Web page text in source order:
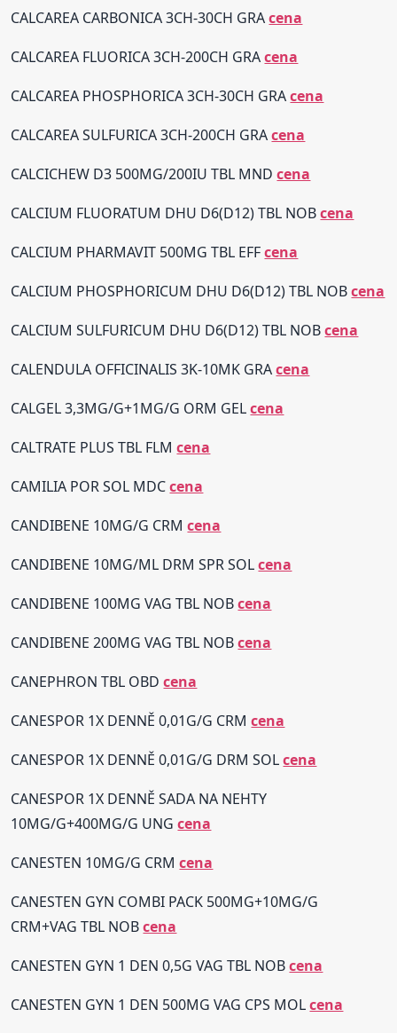
CALCAREA CARBONICA 3CH-30CH GRAcena
CALCAREA FLUORICA 3CH-200CH GRAcena
CALCAREA PHOSPHORICA 3CH-30CH GRAcena
CALCAREA SULFURICA 3CH-200CH GRAcena
CALCICHEW D3 500MG/200IU TBL MNDcena
CALCIUM FLUORATUM DHU D6(D12) TBL NOBcena
CALCIUM PHARMAVIT 500MG TBL EFFcena
CALCIUM PHOSPHORICUM DHU D6(D12) TBL NOBcena
CALCIUM SULFURICUM DHU D6(D12) TBL NOBcena
CALENDULA OFFICINALIS 3K-10MK GRAcena
CALGEL 3,3MG/G+1MG/G ORM GELcena
CALTRATE PLUS TBL FLMcena
CAMILIA POR SOL MDCcena
CANDIBENE 10MG/G CRMcena
CANDIBENE 10MG/ML DRM SPR SOLcena
CANDIBENE 100MG VAG TBL NOBcena
CANDIBENE 200MG VAG TBL NOBcena
CANEPHRON TBL OBDcena
CANESPOR 1X DENNĚ 0,01G/G CRMcena
CANESPOR 1X DENNĚ 0,01G/G DRM SOLcena
CANESPOR 1X DENNĚ SADA NA NEHTY
10MG/G+400MG/G UNGcena
CANESTEN 10MG/G CRMcena
CANESTEN GYN COMBI PACK 500MG+10MG/G
CRM+VAG TBL NOBcena
CANESTEN GYN 1 DEN 0,5G VAG TBL NOBcena
CANESTEN GYN 1 DEN 500MG VAG CPS MOLcena